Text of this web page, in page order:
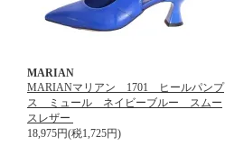
MARIAN
MARIANマリアン 1701 ヒールパンプ
ス ミュール ネイビーブルー スムー
スレザー
18,975円(税1,725円)